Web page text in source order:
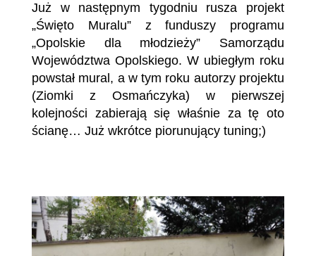
Już w następnym tygodniu rusza projekt
„Święto Muralu” z funduszy programu
„Opolskie dla młodzieży” Samorządu
Województwa Opolskiego. W ubiegłym roku
powstał mural, a w tym roku autorzy projektu
(Ziomki z Osmańczyka) w pierwszej
kolejności zabierają się właśnie za tę oto
ścianę… Już wkrótce piorunujący tuning;)